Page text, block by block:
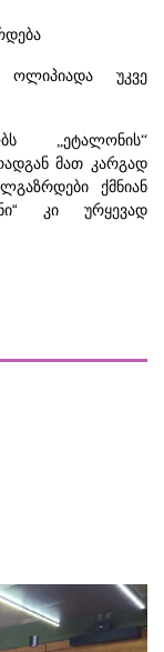
ოლიპიადა უკვე
„ეტალონის“
მათ კარგად
ქმნიან
“ კი
ურყევად